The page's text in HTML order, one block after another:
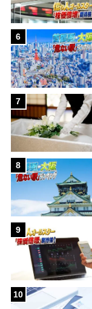
6
7
8
9
10